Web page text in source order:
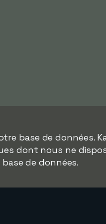
base de données.
dont nous ne
de données.